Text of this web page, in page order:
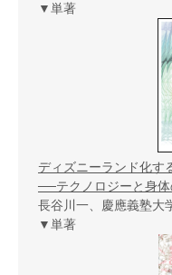
▼単著
ディズニーランド化す
──テクノロジーと身
長谷川一、慶應義塾大
▼単著